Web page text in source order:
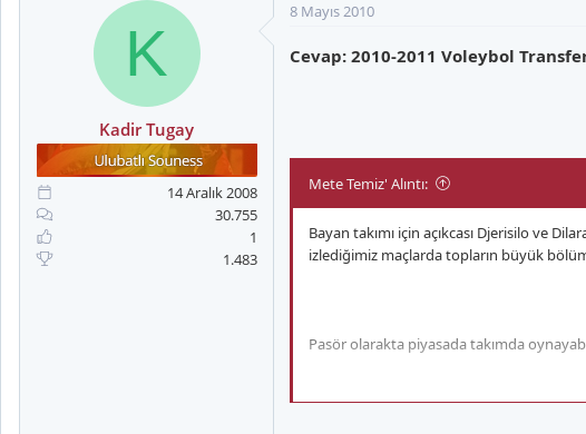
K
Kadir Tugay
14 Aralık 2008
30.755
1
1.483
8 Mayıs 2010
Cevap: 2010-2011 Voleybol
Mete Temiz' Alıntı:
Bayan takımı için açıkcası Djerisilo ve
izlediğimiz maçlarda topların büyük
Pasör olarakta piyasada takımda